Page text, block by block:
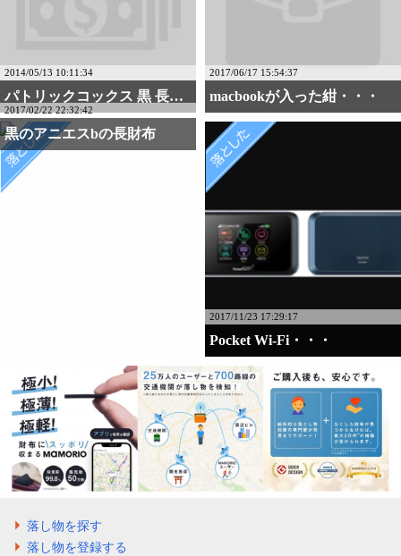
2014/05/13 10:11:34
パトリックコックス 黒 長財布
2017/06/17 15:54:37
macbookが入った紺・・・
2017/02/22 22:32:42
黒のアニエスbの長財布
2017/11/23 17:29:17
Pocket Wi-Fi・・・
落し物を探す
落し物を登録する